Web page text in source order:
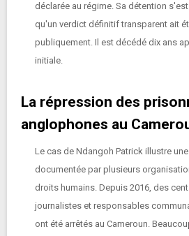
déclarée au régime. Sa détention
qu'un verdict définitif transparent ait
publiquement. Il est décédé dix ans
initiale.
La répression des
anglophones au
Le cas de Ndangoh Patrick illustre
documentée par plusieurs
droits humains. Depuis 2016, des
journalistes et responsables
ont été arrêtés au Cameroun.